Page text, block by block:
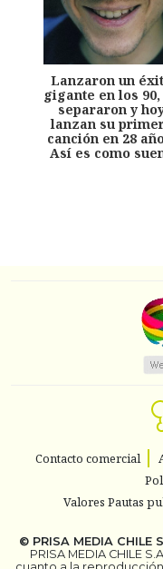
Lanzaron un
gigante en los 90,
separaron y
lanzan su
canción en 28
Así es como
Contacto comercial
Valores Pautas
© PRISA MEDIA CHILE
PRISA MEDIA CHILE